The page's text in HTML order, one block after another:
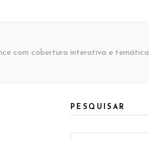
com cobertura interativa e temática
PESQUISAR